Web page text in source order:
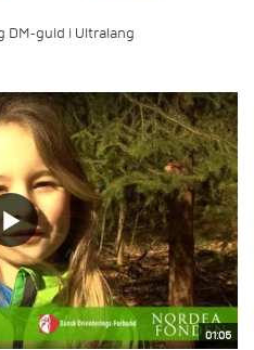
guld i Ultralang
01:05